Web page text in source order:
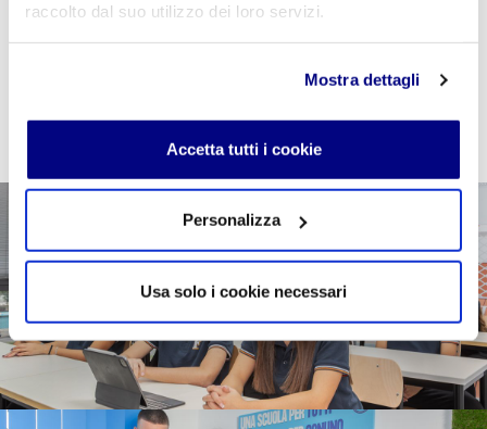
raccolto dal suo utilizzo dei loro servizi.
Mostra dettagli
Accetta tutti i cookie
Personalizza
Usa solo i cookie necessari
AGGIUNGI AL CARRELLO